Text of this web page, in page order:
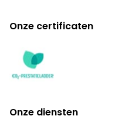
Onze certificaten
Onze diensten